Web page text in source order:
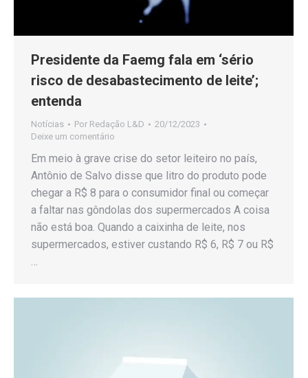
Presidente da Faemg fala em ‘sério
risco de desabastecimento de leite’;
entenda
Notícias Por Redação L&D
20/12/2023
Deixe um comentário
Em meio à grave crise do setor leiteiro no país,
Antônio de Salvo disse que litro do produto pode
chegar a R$ 8 para o consumidor final ou começar
a faltar nas gôndolas dos supermercados A coisa
não está boa. Quando a caixinha de leite, nos
supermercados, estiver custando R$ 6, R$ 7 ou R$
…